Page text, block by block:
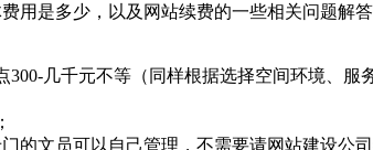
用是多少，以及网站续费的一些相关问题解答
几千元不等（同样根据选择空间环境、服
的文员可以自己管理，不需要请网站建设公